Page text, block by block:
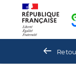
Panneau de gestion